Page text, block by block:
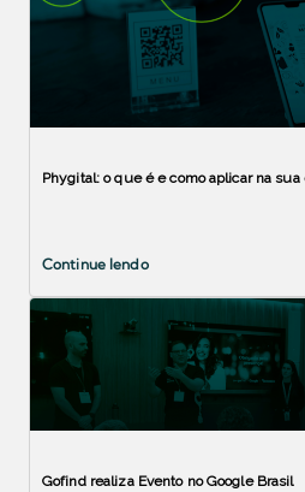
Phygital: o que é e como aplicar na sua
Continue lendo
Gofind realiza Evento no Google Brasil